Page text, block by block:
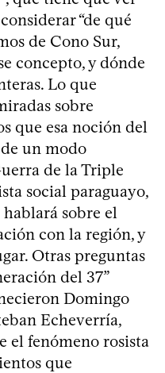
“de qué
de Cono Sur,
concepto, y dónde
Lo que
sobre
que esa noción del
un modo
de la Triple
social paraguayo,
sobre el
con la región, y
Otras preguntas
del 37”
Domingo
Echeverría,
el fenómeno rosista
que